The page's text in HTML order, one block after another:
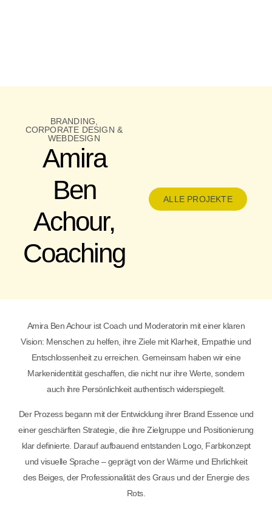
BRANDING,
CORPORATE DESIGN &
WEBDESIGN
Amira
Ben
Achour,
Coaching
ALLE PROJEKTE
Amira Ben Achour ist Coach und Moderatorin mit einer klaren
Vision: Menschen zu helfen, ihre Ziele mit Klarheit, Empathie und
Entschlossenheit zu erreichen. Gemeinsam haben wir eine
Markenidentität geschaffen, die nicht nur ihre Werte, sondern
auch ihre Persönlichkeit authentisch widerspiegelt.
Der Prozess begann mit der Entwicklung ihrer Brand Essence und
einer geschärften Strategie, die ihre Zielgruppe und Positionierung
klar definierte. Darauf aufbauend entstanden Logo, Farbkonzept
und visuelle Sprache – geprägt von der Wärme und Ehrlichkeit
des Beiges, der Professionalität des Graus und der Energie des
Rots.